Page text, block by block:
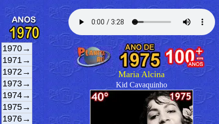
1970→
1971→
1972→
1973→
1974→
1975→
1976→
Maria Alcina
Kid Cavaquinho